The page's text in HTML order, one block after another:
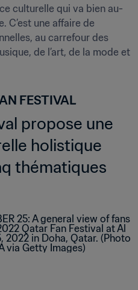
culturelle qui va bien au-
C’est une affaire de
au carrefour des
de l’art, de la mode et
FESTIVAL
propose une
holistique
thématiques